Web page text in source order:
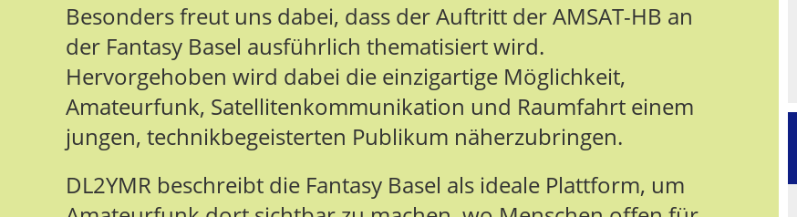
Besonders freut uns dabei, dass der Auftritt der AMSAT-HB an
der Fantasy Basel ausführlich thematisiert wird.
Hervorgehoben wird dabei die einzigartige Möglichkeit,
Amateurfunk, Satellitenkommunikation und Raumfahrt einem
jungen, technikbegeisterten Publikum näherzubringen.
DL2YMR beschreibt die Fantasy Basel als ideale Plattform, um